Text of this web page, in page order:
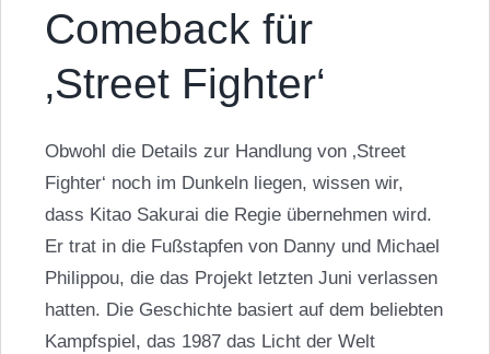
Comeback für
‚Street Fighter‘
Obwohl die Details zur Handlung von ‚Street
Fighter‘ noch im Dunkeln liegen, wissen wir,
dass Kitao Sakurai die Regie übernehmen wird.
Er trat in die Fußstapfen von Danny und Michael
Philippou, die das Projekt letzten Juni verlassen
hatten. Die Geschichte basiert auf dem beliebten
Kampfspiel, das 1987 das Licht der Welt